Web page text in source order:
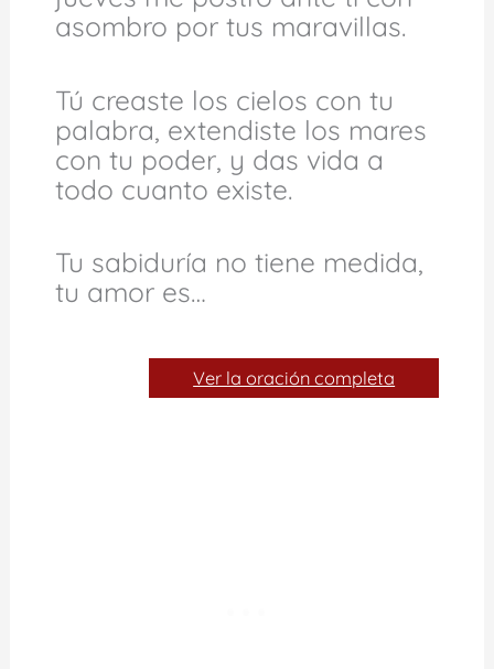
asombro por tus maravillas.
Tú creaste los cielos con tu
palabra, extendiste los mares
con tu poder, y das vida a
todo cuanto existe.
Tu sabiduría no tiene medida,
tu amor es…
Ver la oración completa